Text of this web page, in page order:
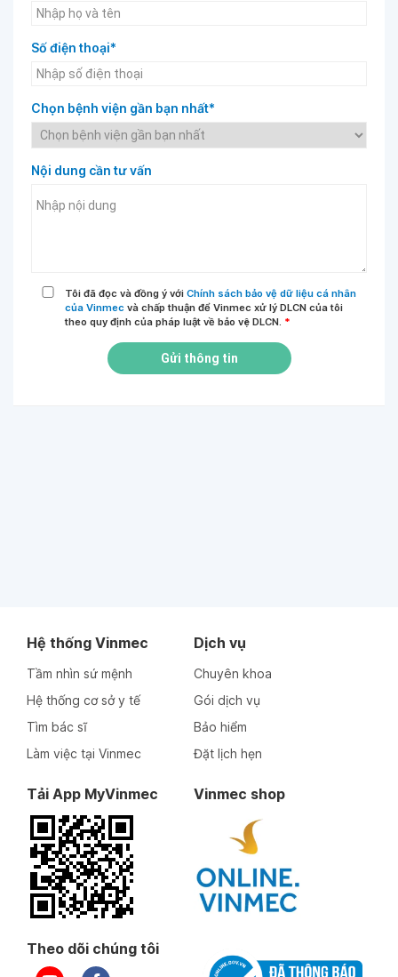
Số điện thoại*
Chọn bệnh viện gần bạn nhất*
Nội dung cần tư vấn
Tôi đã đọc và đồng ý với Chính sách bảo vệ dữ liệu cá nhân
của Vinmec và chấp thuận để Vinmec xử lý DLCN của tôi
theo quy định của pháp luật về bảo vệ DLCN. *
Gửi thông tin
Hệ thống Vinmec
Tầm nhìn sứ mệnh
Hệ thống cơ sở y tế
Tìm bác sĩ
Làm việc tại Vinmec
Dịch vụ
Chuyên khoa
Gói dịch vụ
Bảo hiểm
Đặt lịch hẹn
Tải App MyVinmec Vinmec shop
Theo dõi chúng tôi